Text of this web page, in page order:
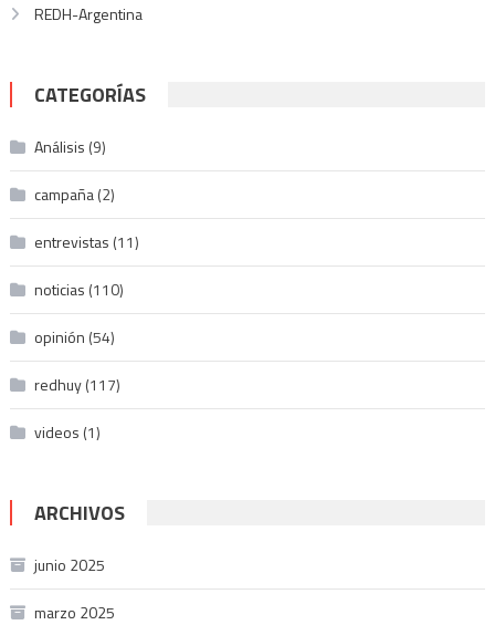
REDH-Argentina
CATEGORÍAS
Análisis (9)
campaña(2)
entrevistas (11)
noticias (110)
opinión (54)
redhuy(117)
videos (1)
ARCHIVOS
junio 2025
marzo 2025